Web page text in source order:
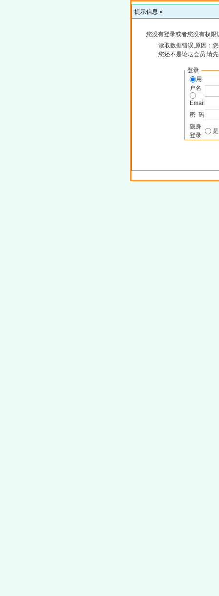
提示信息 »
您没有登录或者您没有权
读取数据错误,原因：
您还不是论坛会员,请
登录
用
户名
Email
密 码
隐身
登录